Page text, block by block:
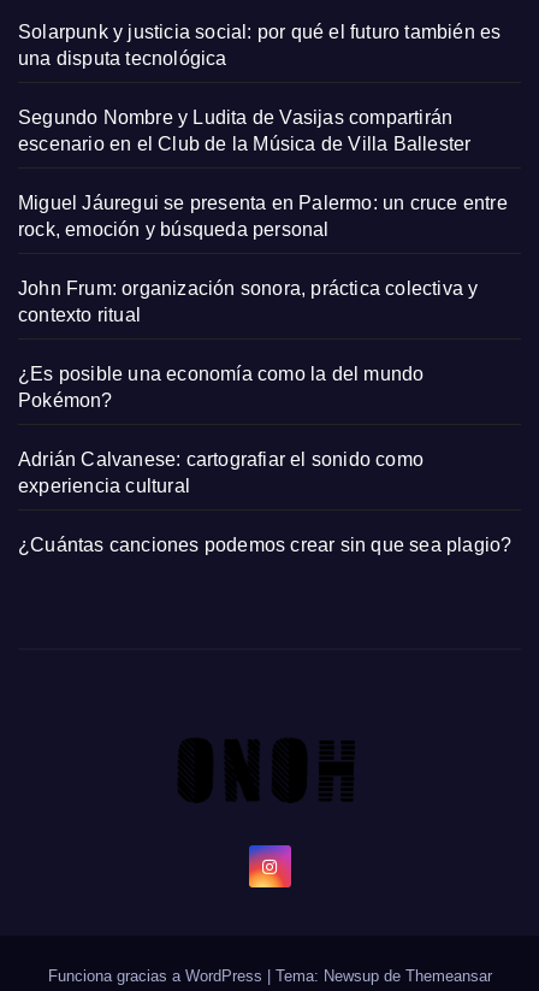
Solarpunk y justicia social: por qué el futuro también es
una disputa tecnológica
Segundo Nombre y Ludita de Vasijas compartirán
escenario en el Club de la Música de Villa Ballester
Miguel Jáuregui se presenta en Palermo: un cruce entre
rock, emoción y búsqueda personal
John Frum: organización sonora, práctica colectiva y
contexto ritual
¿Es posible una economía como la del mundo
Pokémon?
Adrián Calvanese: cartografiar el sonido como
experiencia cultural
¿Cuántas canciones podemos crear sin que sea plagio?
Funciona gracias a WordPress | Tema: Newsup de Themeansar